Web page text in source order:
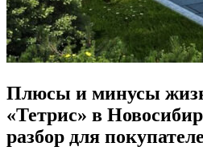
Плюсы и минусы
«Тетрис» в
разбор для